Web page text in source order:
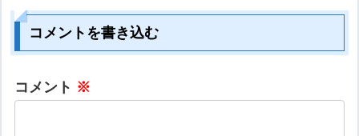
コメントを書き込む
コメント ※